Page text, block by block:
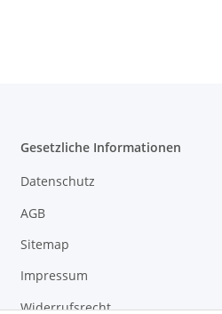
Gesetzliche Informationen
Datenschutz
AGB
Sitemap
Impressum
Widerrufsrecht